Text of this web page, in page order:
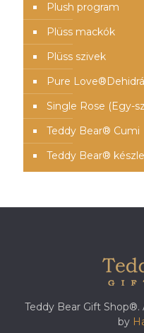
Plush program
Plüss mackók
Plüss szivek
Pure
Single Rose (Egy-
Teddy Bear® Cumi
Teddy Bear®
Teddy Bear Gift
by